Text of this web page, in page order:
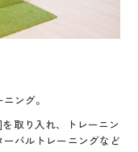
ング。
取り入れ、トレーニン
バルトレーニングなど